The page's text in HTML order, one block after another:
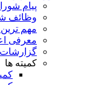
پیام شورای اسلامی
وظائف شورای
مهم ترین مصوبات
معرفی اعضا
گزارشات مالی و
کمیته ورزشی